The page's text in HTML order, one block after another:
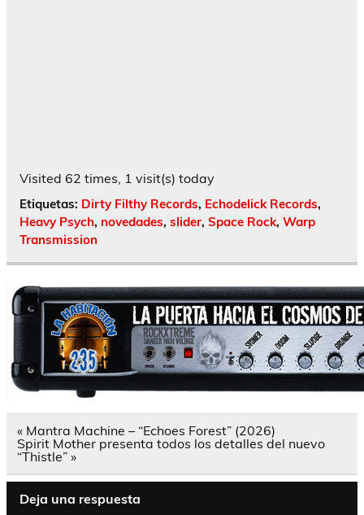
Visited 62 times, 1 visit(s) today
Etiquetas: Dirty Filthy Records, Echodelick Records,
Heavy Psych, novedades, slider, Space Rock, Warp
Transmission
Navegación
de
entradas
« Mantra Machine – “Echoes Forest” (2026)
Spirit Mother presenta todos los detalles del nuevo
“Thistle” »
Deja una respuesta